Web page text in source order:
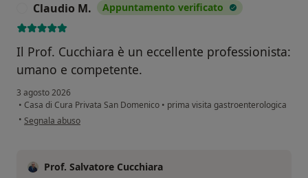
Claudio M. Appuntamento verificato
Il Prof. Cucchiara è un eccellente professionista:
umano e competente.
3 agosto 2026
• Casa di Cura Privata San Domenico • prima visita gastroenterologica
• secondo l'opinione dell'utente Claudio M.
Segnala abuso
Prof. Salvatore Cucchiara